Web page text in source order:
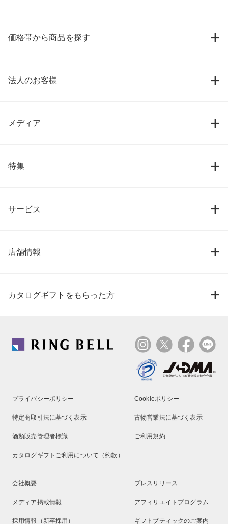
価格帯から商品を探す
法人のお客様
メディア
特集
サービス
店舗情報
カタログギフトをもらった方
プライバシーポリシー Cookieポリシー
特定商取引法に基づく表示 古物営業法に基づく表示
酒類販売管理者標識 ご利用規約
カタログギフトご利用について（約款）
会社概要 プレスリリース
メディア掲載情報 アフィリエイトプログラム
採用情報（新卒採用） ギフトブティックのご案内